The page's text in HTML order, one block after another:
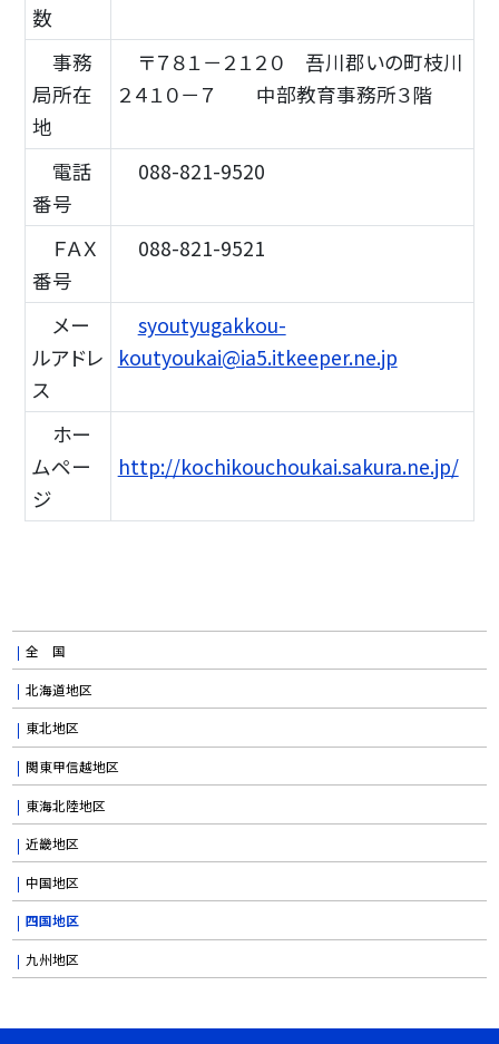
数
事務
局所在
地
〒７８１－２１２０ 吾川郡いの町枝川
２４１０－７ 中部教育事務所３階
電話
番号
088-821-9520
ＦＡＸ
番号
088-821-9521
メー
ルアドレ
ス
syoutyugakkou-
koutyoukai@ia5.itkeeper.ne.jp
ホー
ムペー
ジ
http://kochikouchoukai.sakura.ne.jp/
全 国
北海道地区
東北地区
関東甲信越地区
東海北陸地区
近畿地区
中国地区
四国地区
九州地区